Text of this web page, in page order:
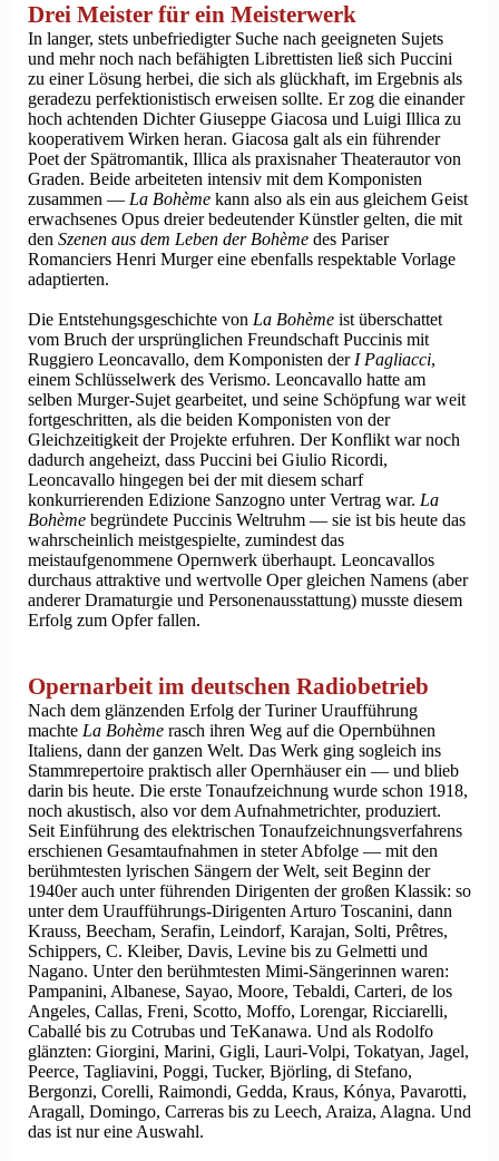
Drei Meister für ein Meisterwerk
In langer, stets unbefriedigter Suche nach geeigneten Sujets
und mehr noch nach befähigten Librettisten ließ sich Puccini
zu einer Lösung herbei, die sich als glückhaft, im Ergebnis als
geradezu perfektionistisch erweisen sollte. Er zog die einander
hoch achtenden Dichter Giuseppe Giacosa und Luigi Illica zu
kooperativem Wirken heran. Giacosa galt als ein führender
Poet der Spätromantik, Illica als praxisnaher Theaterautor von
Graden. Beide arbeiteten intensiv mit dem Komponisten
zusammen — La Bohème kann also als ein aus gleichem Geist
erwachsenes Opus dreier bedeutender Künstler gelten, die mit
den Szenen aus dem Leben der Bohème des Pariser
Romanciers Henri Murger eine ebenfalls respektable Vorlage
adaptierten.
Die Entstehungsgeschichte von La Bohème ist überschattet
vom Bruch der ursprünglichen Freundschaft Puccinis mit
Ruggiero Leoncavallo, dem Komponisten derI Pagliacci,
einem Schlüsselwerk des Verismo. Leoncavallo hatte am
selben Murger-Sujet gearbeitet, und seine Schöpfung war weit
fortgeschritten, als die beiden Komponisten von der
Gleichzeitigkeit der Projekte erfuhren. Der Konflikt war noch
dadurch angeheizt, dass Puccini bei Giulio Ricordi,
Leoncavallo hingegen bei der mit diesem scharf
konkurrierenden Edizione Sanzogno unter Vertrag war. La
Bohème begründete Puccinis Weltruhm — sie ist bis heute das
wahrscheinlich meistgespielte, zumindest das
meistaufgenommene Opernwerk überhaupt. Leoncavallos
durchaus attraktive und wertvolle Oper gleichen Namens (aber
anderer Dramaturgie und Personenausstattung) musste diesem
Erfolg zum Opfer fallen.
Opernarbeit im deutschen Radiobetrieb
Nach dem glänzenden Erfolg der Turiner Uraufführung
machte La Bohème rasch ihren Weg auf die Opernbühnen
Italiens, dann der ganzen Welt. Das Werk ging sogleich ins
Stammrepertoire praktisch aller Opernhäuser ein — und blieb
darin bis heute. Die erste Tonaufzeichnung wurde schon 1918,
noch akustisch, also vor dem Aufnahmetrichter, produziert.
Seit Einführung des elektrischen Tonaufzeichnungsverfahrens
erschienen Gesamtaufnahmen in steter Abfolge — mit den
berühmtesten lyrischen Sängern der Welt, seit Beginn der
1940er auch unter führenden Dirigenten der großen Klassik: so
unter dem Uraufführungs-Dirigenten Arturo Toscanini, dann
Krauss, Beecham, Serafin, Leindorf, Karajan, Solti, Prêtres,
Schippers, C. Kleiber, Davis, Levine bis zu Gelmetti und
Nagano. Unter den berühmtesten Mimi-Sängerinnen waren:
Pampanini, Albanese, Sayao, Moore, Tebaldi, Carteri, de los
Angeles, Callas, Freni, Scotto, Moffo, Lorengar, Ricciarelli,
Caballé bis zu Cotrubas und TeKanawa. Und als Rodolfo
glänzten: Giorgini, Marini, Gigli, Lauri-Volpi, Tokatyan, Jagel,
Peerce, Tagliavini, Poggi, Tucker, Björling, di Stefano,
Bergonzi, Corelli, Raimondi, Gedda, Kraus, Kónya, Pavarotti,
Aragall, Domingo, Carreras bis zu Leech, Araiza, Alagna. Und
das ist nur eine Auswahl.